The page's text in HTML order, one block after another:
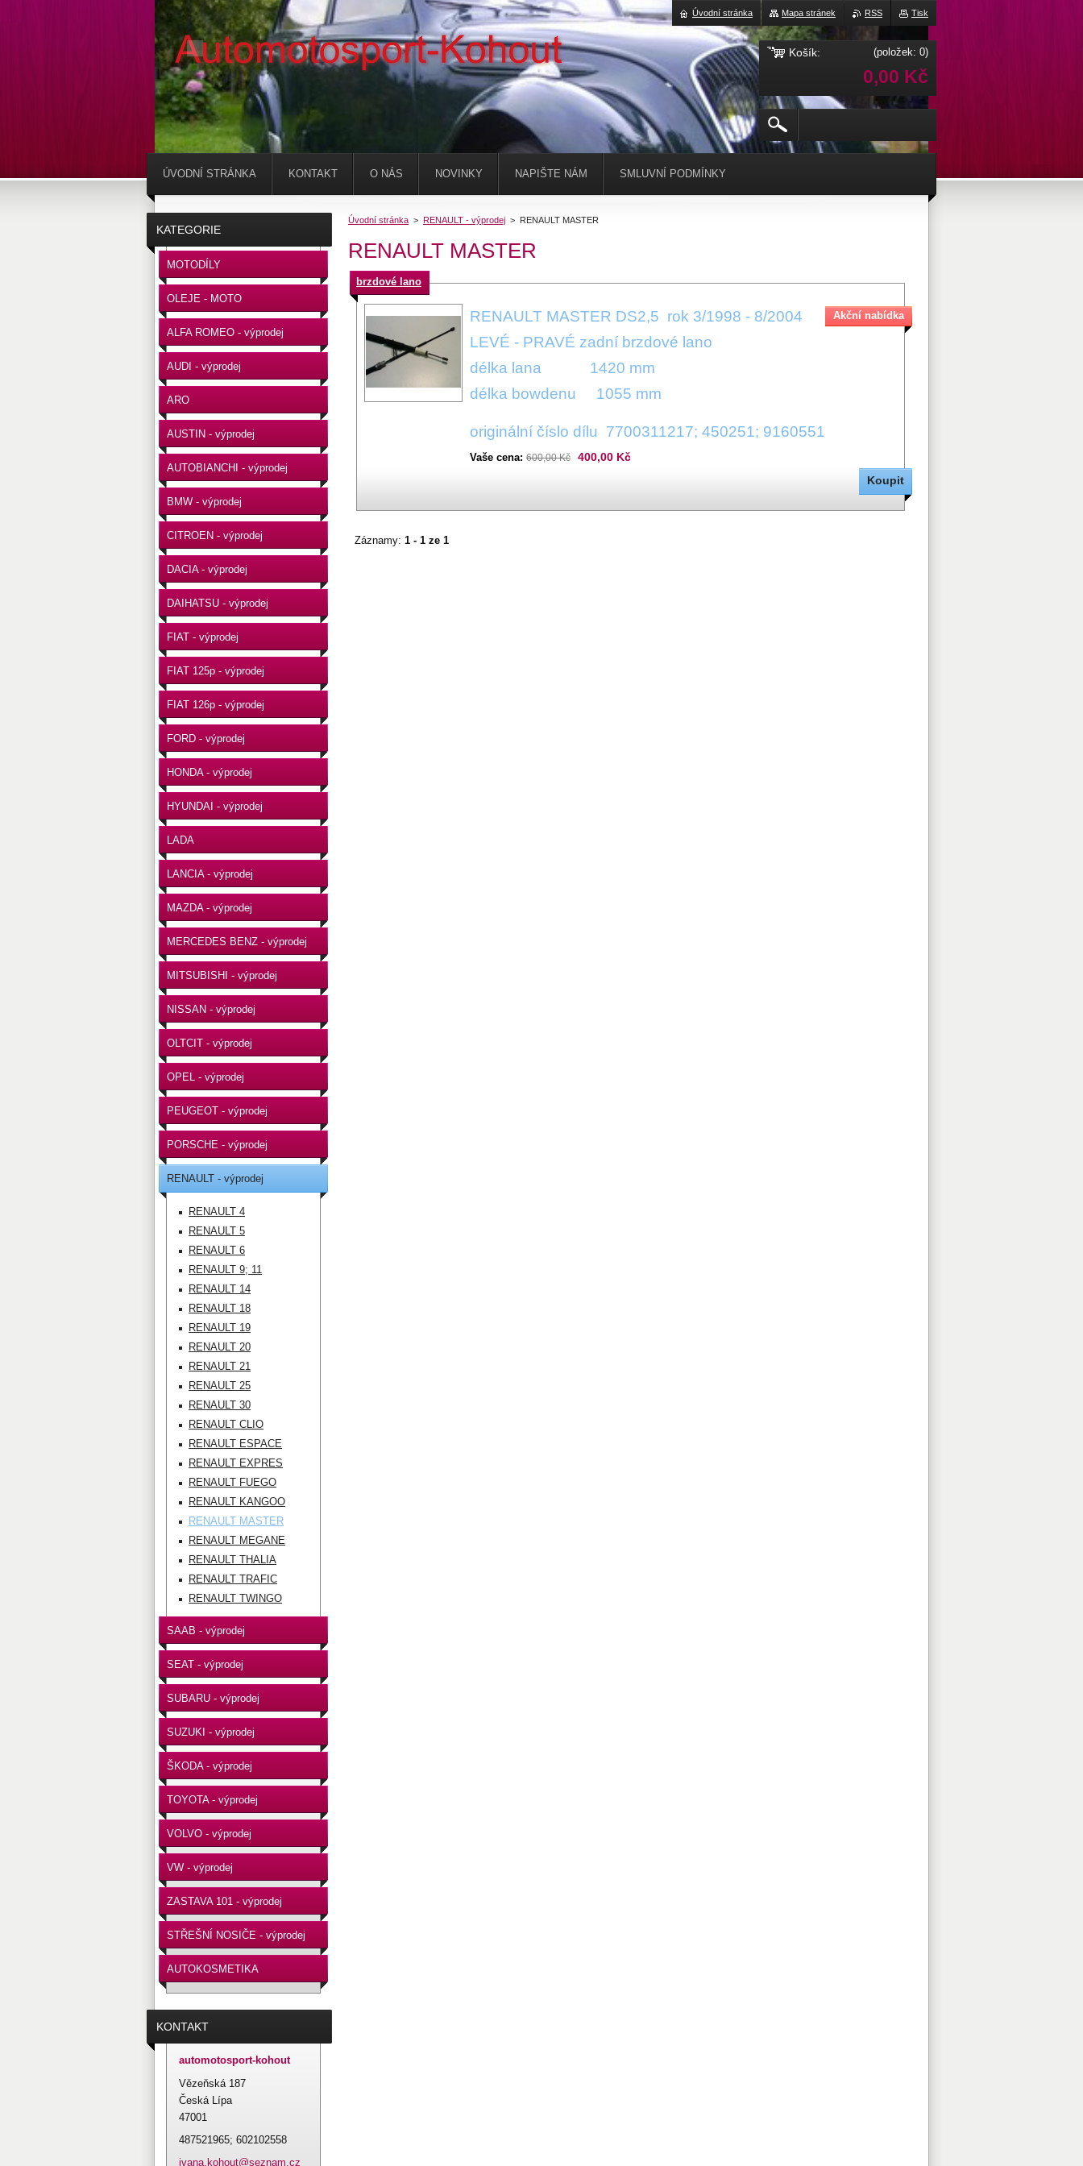
Úvodní stránka > RENAULT - výprodej > RENAULT MASTER
RENAULT MASTER
brzdové lano
Akční nabídka
RENAULT MASTER DS2,5 rok 3/1998 - 8/2004
LEVÉ - PRAVÉ zadní brzdové lano
délka lana 1420 mm
délka bowdenu 1055 mm
originální číslo dílu 7700311217; 450251; 9160551
Vaše cena: 600,00 Kč 400,00 Kč
Záznamy: 1 - 1 ze 1
KATEGORIE
MOTODÍLY
OLEJE - MOTO
ALFA ROMEO - výprodej
AUDI - výprodej
ARO
AUSTIN - výprodej
AUTOBIANCHI - výprodej
BMW - výprodej
CITROEN - výprodej
DACIA - výprodej
DAIHATSU - výprodej
FIAT - výprodej
FIAT 125p - výprodej
FIAT 126p - výprodej
FORD - výprodej
HONDA - výprodej
HYUNDAI - výprodej
LADA
LANCIA - výprodej
MAZDA - výprodej
MERCEDES BENZ - výprodej
MITSUBISHI - výprodej
NISSAN - výprodej
OLTCIT - výprodej
OPEL - výprodej
PEUGEOT - výprodej
PORSCHE - výprodej
RENAULT - výprodej
RENAULT 4
RENAULT 5
RENAULT 6
RENAULT 9; 11
RENAULT 14
RENAULT 18
RENAULT 19
RENAULT 20
RENAULT 21
RENAULT 25
RENAULT 30
RENAULT CLIO
RENAULT ESPACE
RENAULT EXPRES
RENAULT FUEGO
RENAULT KANGOO
RENAULT MASTER
RENAULT MEGANE
RENAULT THALIA
RENAULT TRAFIC
RENAULT TWINGO
SAAB - výprodej
SEAT - výprodej
SUBARU - výprodej
SUZUKI - výprodej
ŠKODA - výprodej
TOYOTA - výprodej
VOLVO - výprodej
VW - výprodej
ZASTAVA 101 - výprodej
STŘEŠNÍ NOSIČE - výprodej
AUTOKOSMETIKA
KONTAKT
automotosport-kohout
Vězeňská 187
Česká Lípa
47001
487521965; 602102558
ivana.kohout@seznam.cz
ÚVODNÍ STRÁNKA KONTAKT O NÁS NOVINKY NAPIŠTE NÁM SMLUVNÍ PODMÍNKY
Tisk
RSS
Mapa stránek
Úvodní stránka
Košík: (položek: 0)
0,00 Kč